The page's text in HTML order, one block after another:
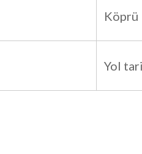
Köprü
Yol